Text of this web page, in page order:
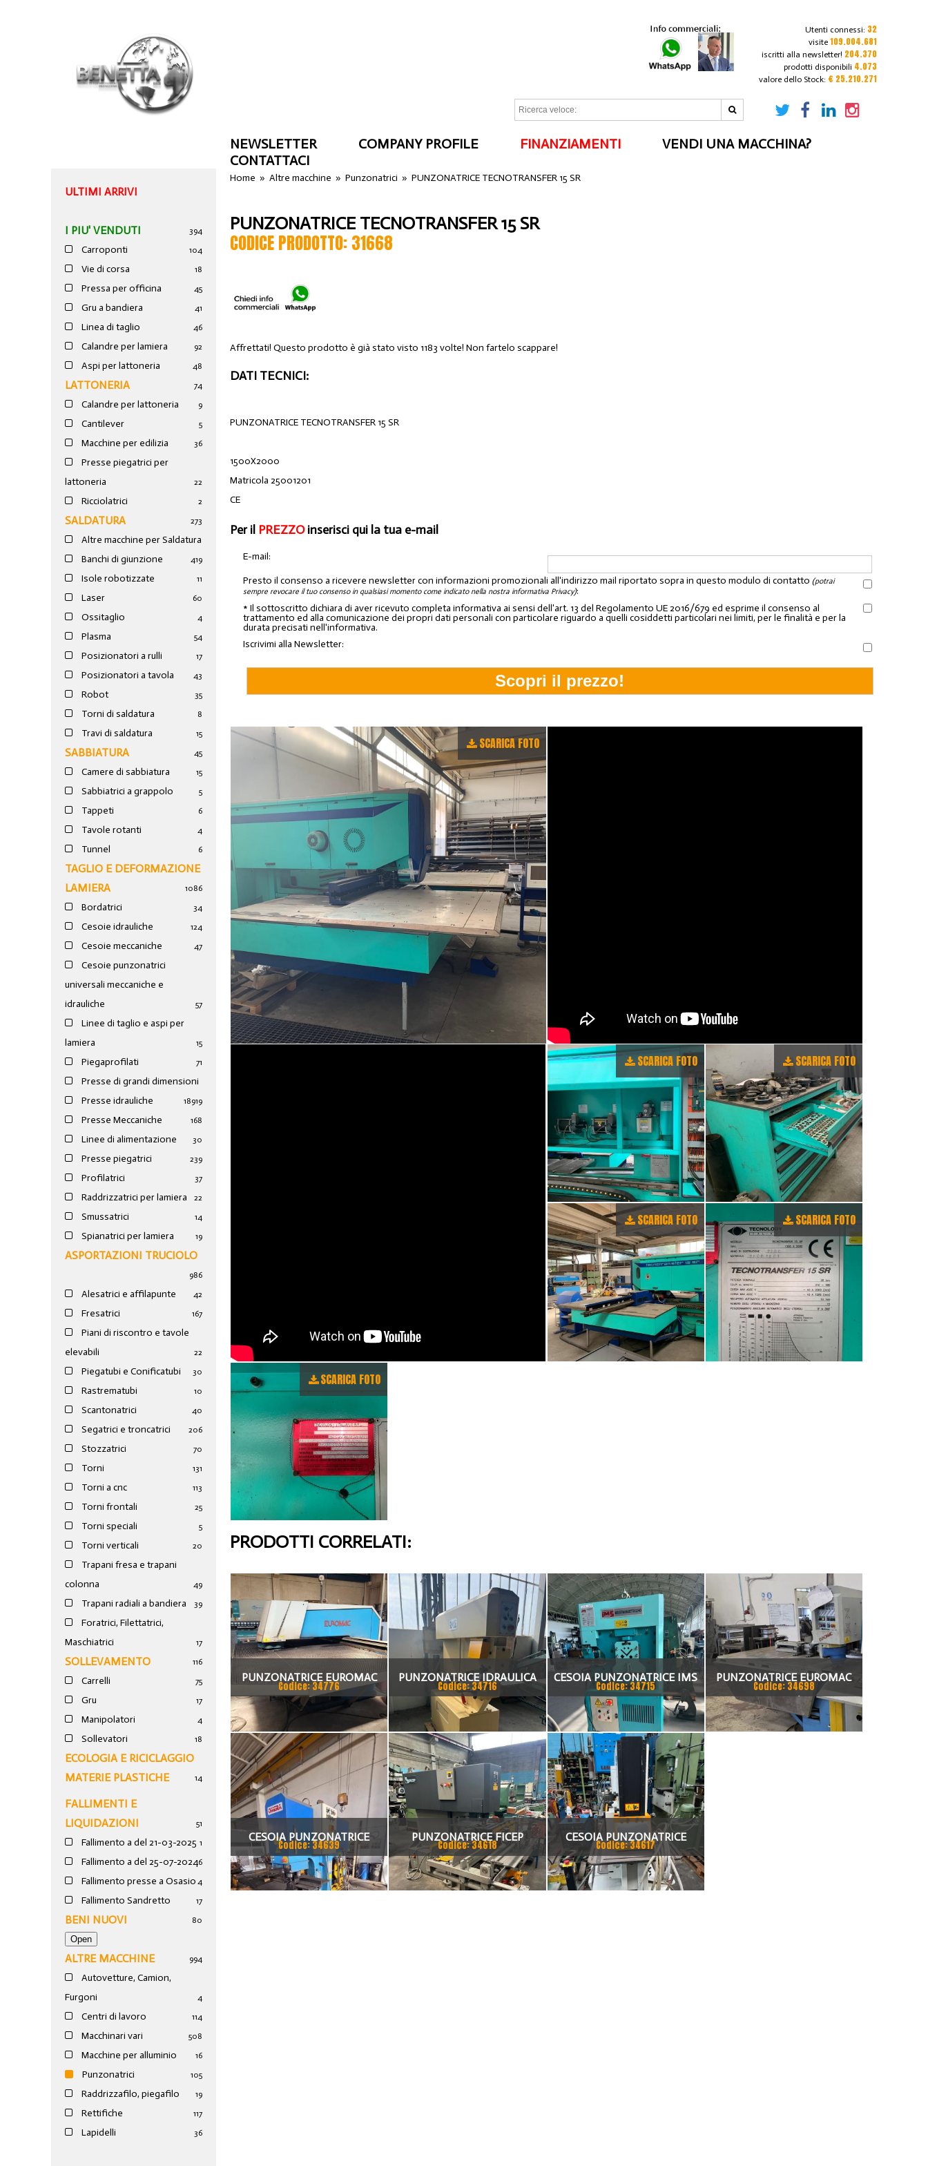
Utenti connessi: 32
visite 109.004.681
iscritti alla newsletter! 204.370
prodotti disponibili 4.073
valore dello Stock: € 25.210.271
NEWSLETTER COMPANY PROFILE FINANZIAMENTI
VENDI UNA MACCHINA?
CONTATTACI
ULTIMI ARRIVI
I PIU' VENDUTI 394
Carroponti 104
Vie di corsa 18
Pressa per officina 45
Gru a bandiera 41
Linea di taglio 46
Calandre per lamiera 92
Aspi per lattoneria 48
LATTONERIA 74
Calandre per lattoneria 9
Cantilever 5
Macchine per edilizia 36
Presse piegatrici per
lattoneria
22
Ricciolatrici 2
SALDATURA 273
Altre macchine per Saldatura
19
Banchi di giunzione 4
Isole robotizzate 11
Laser 60
Ossitaglio 4
Plasma 54
Posizionatori a rulli 17
Posizionatori a tavola 43
Robot 35
Torni di saldatura 8
Travi di saldatura 15
SABBIATURA 45
Camere di sabbiatura 15
Sabbiatrici a grappolo 5
Tappeti 6
Tavole rotanti 4
Tunnel 6
TAGLIO E DEFORMAZIONE
LAMIERA
1086
Bordatrici 34
Cesoie idrauliche 124
Cesoie meccaniche 47
Cesoie punzonatrici
universali meccaniche e
idrauliche
57
Linee di taglio e aspi per
lamiera
15
Piegaprofilati 71
Presse di grandi dimensioni
19
Presse idrauliche 189
Presse Meccaniche 168
Linee di alimentazione 30
Presse piegatrici 239
Profilatrici 37
Raddrizzatrici per lamiera 22
Smussatrici 14
Spianatrici per lamiera 19
ASPORTAZIONI TRUCIOLO
986
Alesatrici e affilapunte 42
Fresatrici 167
Piani di riscontro e tavole
elevabili
22
Piegatubi e Conificatubi 30
Rastrematubi 10
Scantonatrici 40
Segatrici e troncatrici 206
Stozzatrici 70
Torni 131
Torni a cnc 113
Torni frontali 25
Torni speciali 5
Torni verticali 20
Trapani fresa e trapani
colonna
49
Trapani radiali a bandiera 39
Foratrici, Filettatrici,
Maschiatrici
17
SOLLEVAMENTO 116
Carrelli 75
Gru 17
Manipolatori 4
Sollevatori 18
ECOLOGIA E RICICLAGGIO
MATERIE PLASTICHE
14
FALLIMENTI E
LIQUIDAZIONI
51
Fallimento a del 21-03-2025 1
Fallimento a del 25-07-20246
Fallimento presse a Osasio 4
Fallimento Sandretto 17
BENI NUOVI 80
ALTRE MACCHINE 994
Autovetture, Camion,
Furgoni
4
Centri di lavoro 114
Macchinari vari 508
Macchine per alluminio 16
Punzonatrici 105
Raddrizzafilo, piegafilo 19
Rettifiche 117
Lapidelli 36
Home »Altre macchine »Punzonatrici »PUNZONATRICE TECNOTRANSFER 15 SR
PUNZONATRICE TECNOTRANSFER 15 SR
CODICE PRODOTTO: 31668
Affrettati! Questo prodotto è già stato visto 1183 volte! Non fartelo scappare!
DATI TECNICI:
PUNZONATRICE TECNOTRANSFER 15 SR
1500X2000
Matricola 25001201
CE
Per il PREZZOinserisci qui la tua e-mail
E-mail:
Presto il consenso a ricevere newsletter con informazioni promozionali all'indirizzo mail riportato sopra in questo modulo di contatto (potrai
sempre revocare il tuo consenso in qualsiasi momento come indicato nella nostra informativa Privacy):
* Il sottoscritto dichiara di aver ricevuto completa informativa ai sensi dell'art. 13 del Regolamento UE 2016/679 ed esprime il consenso al
trattamento ed alla comunicazione dei propri dati personali con particolare riguardo a quelli cosiddetti particolari nei limiti, per le finalità e per la
durata precisati nell'informativa.
Iscrivimi alla Newsletter:
SCARICA FOTO
SCARICA FOTO SCARICA FOTO
SCARICA FOTO SCARICA FOTO
SCARICA FOTO
PRODOTTI CORRELATI:
PUNZONATRICE EUROMAC
Codice: 34776
PUNZONATRICE IDRAULICA
OMS
Codice: 34716
CESOIA PUNZONATRICE IMS
HY 36 VA
Codice: 34715
PUNZONATRICE EUROMAC
ZX1000/30
Codice: 34698
CESOIA PUNZONATRICE
UNIVERSALE OMERA 80 TON
Codice: 34639
PUNZONATRICE FICEP
IDRAULICA
Codice: 34618
CESOIA PUNZONATRICE
UNIVERSALE FICEP
Codice: 34617